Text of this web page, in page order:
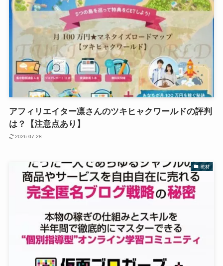
アフィリエイター凛さんのツキヒャクワールドの評判
は？【注意点あり】
2026-07-28
教材